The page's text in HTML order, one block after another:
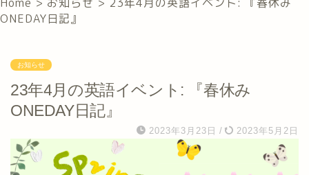
ONEDAY日記』
お知らせ
23年4月の英語イベント: 『春休み
ONEDAY日記』
2023年3月23日 / 2023年5月2日